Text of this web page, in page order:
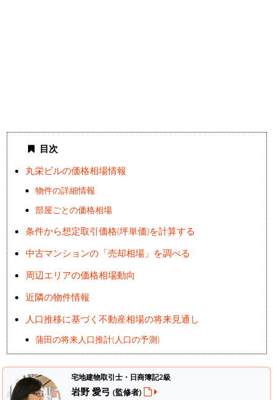
目次
丸栄ビルの価格相場情報
物件の詳細情報
部屋ごとの価格相場
条件から想定取引価格(坪単価)を計算する
中古マンションの「売却相場」を調べる
周辺エリアの価格相場動向
近隣の物件情報
人口推移に基づく不動産相場の将来見通し
蒲田の将来人口推計(人口の予測)
宅地建物取引士・日商簿記2級
岩野 愛弓 (監修者)